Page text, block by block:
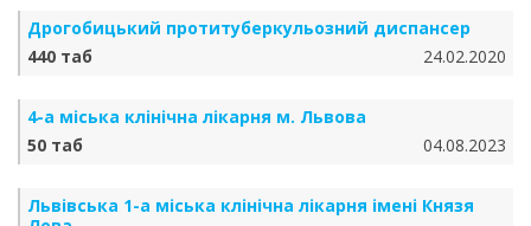
Дрогобицький протитуберкульозний диспансер
440 таб
24.02.2020
4-а міська клінічна лікарня м. Львова
50 таб
04.08.2023
Львівська 1-а міська клінічна лікарня імені Князя